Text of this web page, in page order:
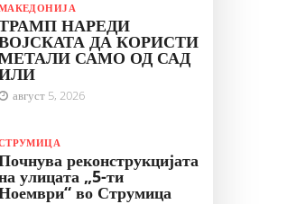
НАРЕДИ
ДА КОРИСТИ
САМО ОД САД
август 5, 2026
реконструкцијата
улицата „5-ти
во Струмица